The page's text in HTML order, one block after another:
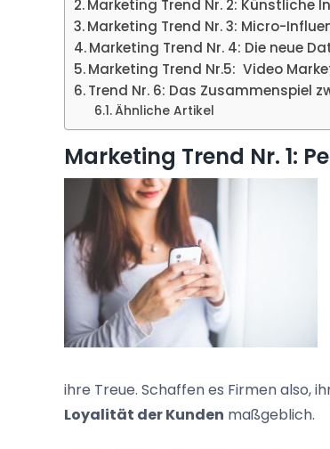
Marketing Trend Nr. 2: Künstliche
Marketing Trend Nr. 3: Micro-
Marketing Trend Nr. 4: Die neue
Marketing Trend Nr.5: Video
Trend Nr. 6: Das Zusammenspiel
Ähnliche Artikel
Marketing Trend Nr. 1:
ihre Treue. Schaffen es Firmen also,
Loyalität der Kunden maßgeblich.